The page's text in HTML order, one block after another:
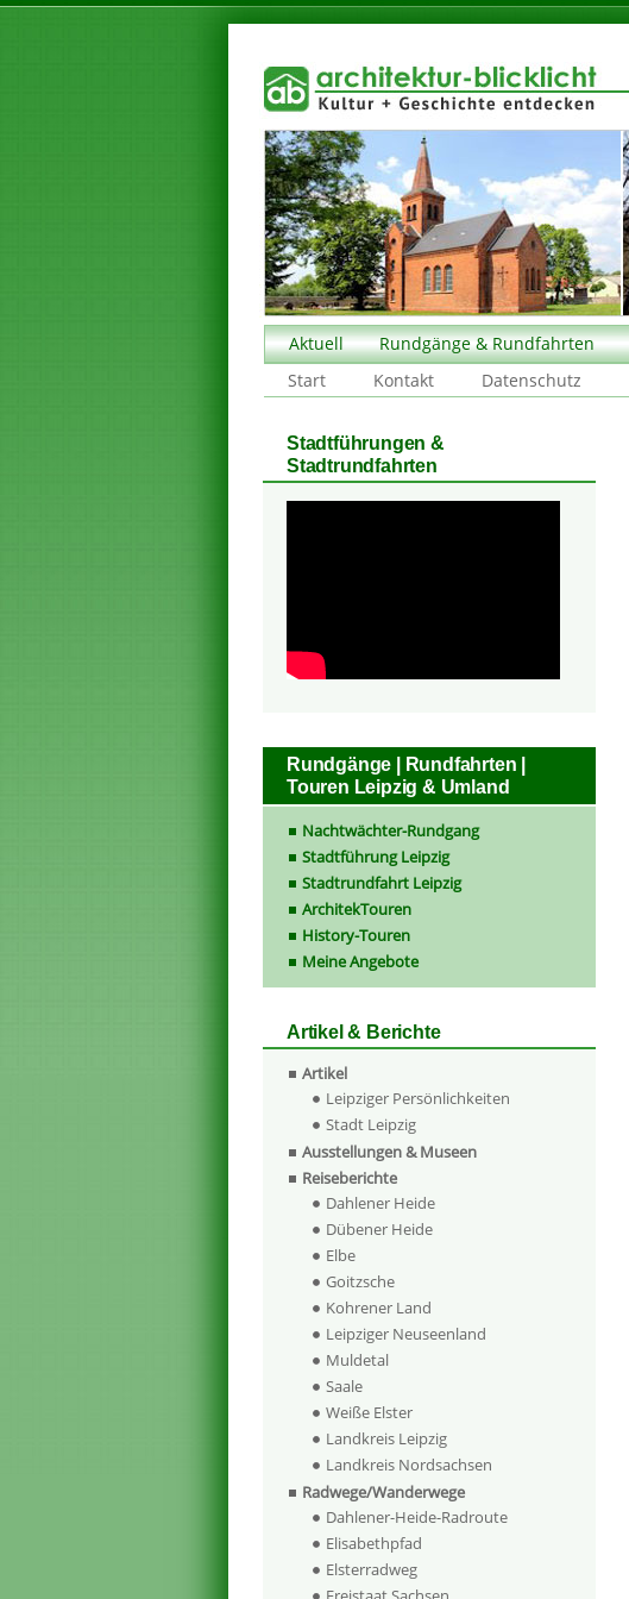
Aktuell Rundgänge & Rundfahrten
Start
Kontakt Datenschutz
Stadtführungen &
Stadtrundfahrten
Rundgänge | Rundfahrten |
Touren Leipzig & Umland
Nachtwächter-Rundgang
Stadtführung Leipzig
Stadtrundfahrt Leipzig
ArchitekTouren
History-Touren
Meine Angebote
Artikel & Berichte
Artikel
Leipziger Persönlichkeiten
Stadt Leipzig
Ausstellungen & Museen
Reiseberichte
Dahlener Heide
Dübener Heide
Elbe
Goitzsche
Kohrener Land
Leipziger Neuseenland
Muldetal
Saale
Weiße Elster
Landkreis Leipzig
Landkreis Nordsachsen
Radwege/Wanderwege
Dahlener-Heide-Radroute
Elisabethpfad
Elsterradweg